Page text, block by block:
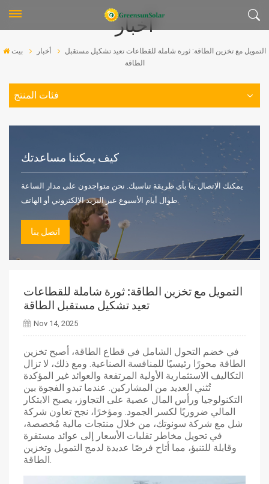
أخبار
بيت أخبار
التمويل مع تخزين الطاقة: ثورة شاملة للقطاعات تعيد تشكيل مستقبل
الطاقة
فئات المنتج
كيف يمكننا مساعدتك
يمكنك الاتصال بنا بأي طريقة تناسبك. نحن متواجدون على مدار الساعة
طوال أيام الأسبوع عبر البريد الإلكتروني أو الهاتف.
اتصل بنا
التمويل مع تخزين الطاقة: ثورة شاملة للقطاعات
تعيد تشكيل مستقبل الطاقة
Nov 14, 2025
في خضم التحول الشامل في قطاع الطاقة، أصبح تخزين
الطاقة محورًا رئيسيًا للمنافسة الصناعية. ومع ذلك، لا تزال
التكاليف الاستثمارية الأولية المرتفعة والعوائد غير المؤكدة
تُثني العديد من المشاركين. عندما تبدو الفجوة بين
التكنولوجيا ورأس المال عصية على التجاوز، يصبح الابتكار
المالي ضروريًا لكسر الجمود. ومؤخرًا، نجح تعاون شركة
شل مع شركة سونوتك، من خلال منتجات مالية مُخصصة،
في تحويل مخاطر تقلبات الأسعار إلى عوائد مستقرة
وقابلة للتنبؤ، مما أتاح فرصًا عديدة لدمج التمويل وتخزين
الطاقة.